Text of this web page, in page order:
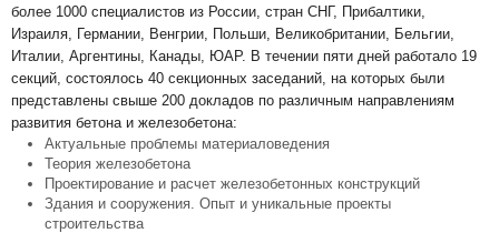
более 1000 специалистов из России, стран СНГ, Прибалтики,
Израиля, Германии, Венгрии, Польши, Великобритании, Бельгии,
Италии, Аргентины, Канады, ЮАР. В течении пяти дней работало 19
секций, состоялось 40 секционных заседаний, на которых были
представлены свыше 200 докладов по различным направлениям
развития бетона и железобетона:
Актуальные проблемы материаловедения
Теория железобетона
Проектирование и расчет железобетонных конструкций
Здания и сооружения. Опыт и уникальные проекты
строительства